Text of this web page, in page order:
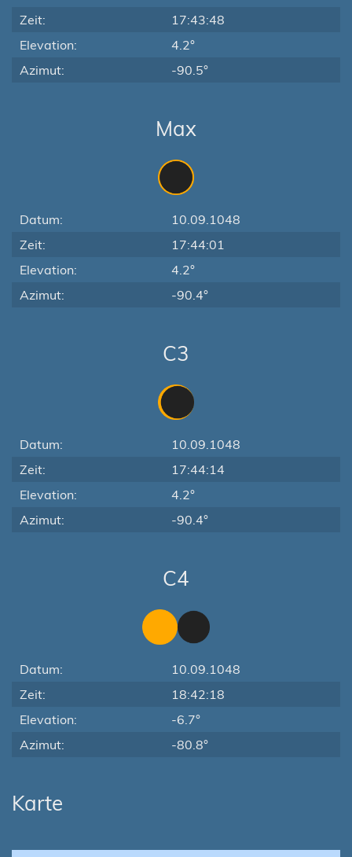
Zeit:
17:43:48
Elevation:
4.2°
Azimut:
-90.5°
Max
Datum:
10.09.1048
Zeit:
17:44:01
Elevation:
4.2°
Azimut:
-90.4°
C3
Datum:
10.09.1048
Zeit:
17:44:14
Elevation:
4.2°
Azimut:
-90.4°
C4
Datum:
10.09.1048
Zeit:
18:42:18
Elevation:
-6.7°
Azimut:
-80.8°
Karte